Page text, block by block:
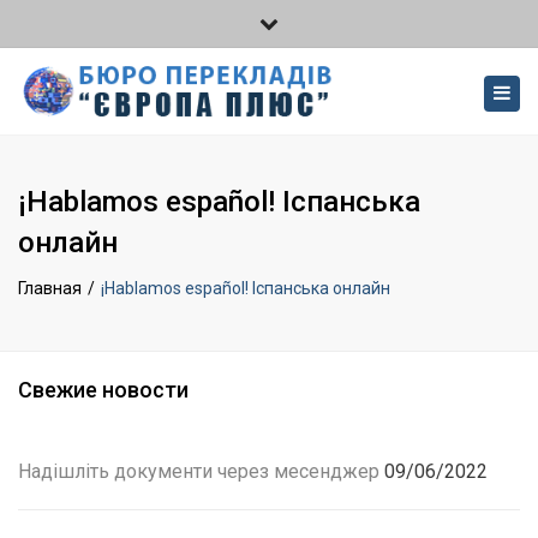
вул. Кафедральна 12, офіс 2
м. Чернівці, Україна
067-372-33-36
Close
top
bar
¡Hablamos español! Іспанська
онлайн
Главная ¡Hablamos español! Іспанська онлайн
Свежие новости
Надішліть документи через месенджер 09/06/2022